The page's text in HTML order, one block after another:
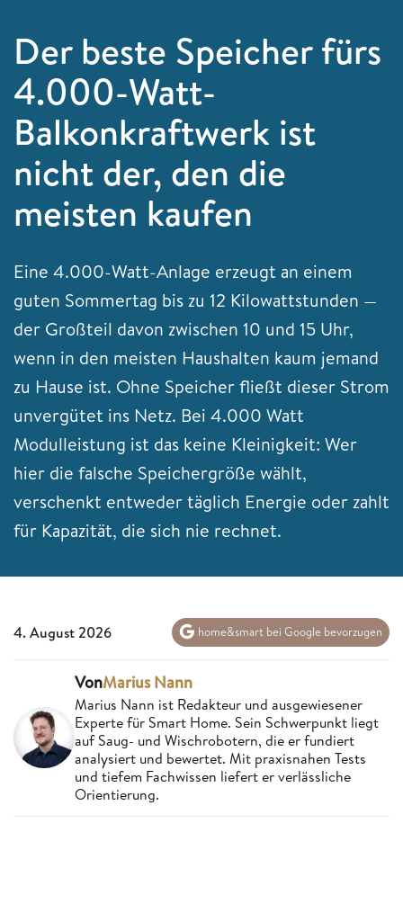
Der beste Speicher fürs
4.000-Watt-
Balkonkraftwerk ist
nicht der, den die
meisten kaufen
Eine 4.000-Watt-Anlage erzeugt an einem
guten Sommertag bis zu 12 Kilowattstunden —
der Großteil davon zwischen 10 und 15 Uhr,
wenn in den meisten Haushalten kaum jemand
zu Hause ist. Ohne Speicher fließt dieser Strom
unvergütet ins Netz. Bei 4.000 Watt
Modulleistung ist das keine Kleinigkeit: Wer
hier die falsche Speichergröße wählt,
verschenkt entweder täglich Energie oder zahlt
für Kapazität, die sich nie rechnet.
4. August 2026 home&smart bei Google bevorzugen
VonMarius Nann
Marius Nann ist Redakteur und ausgewiesener
Experte für Smart Home. Sein Schwerpunkt liegt
auf Saug- und Wischrobotern, die er fundiert
analysiert und bewertet. Mit praxisnahen Tests
und tiefem Fachwissen liefert er verlässliche
Orientierung.